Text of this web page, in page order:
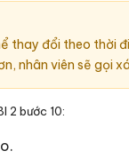
thay đổi theo thời
nhân viên sẽ gọi
2 bước 10: